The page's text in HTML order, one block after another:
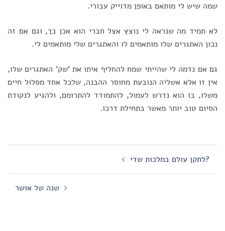
שמה שיש לי מותאם באופן מדוייק עבורי.
לא תמיד מה שנראה לי נוצץ אצל חברי הוא אכן כך, וגם אם זה
נכון האתגרים שלו מותאמים לו והאתגרים שלי מותאמים לי.
גם אם נדמה לי שהייתי שמח להחליף איתו את 'שק' האתגרים שלו,
אין זו אלא אשליה הנובעת מחוסר ההבנה, שלכל אחד מסלול חיים
משלו, בו הוא נדרש לעמול, להתמודד להתרומם, ולהגיע לנקודת
הסיום טוב יותר מאשר בתחילת דרכו.
navigation
לתקן עולם במלכות שדי?
שנה של אושר